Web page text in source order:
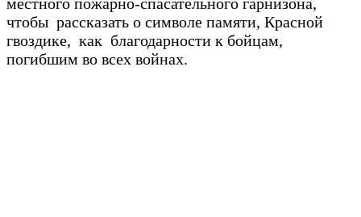
чтобы рассказать о символе памяти, Красной
гвоздике, как благодарности к бойцам,
погибшим во всех войнах.